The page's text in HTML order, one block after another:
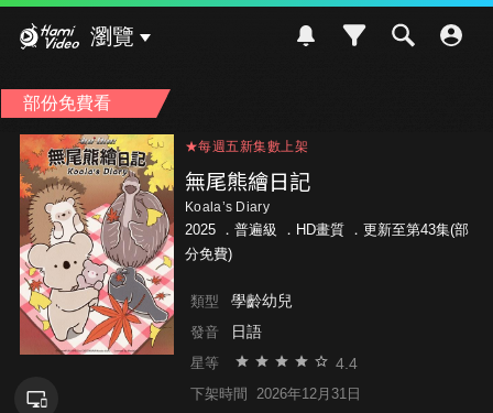
瀏覽
部份免費看
★每週五新集數上架
★每週五新集數上架
無尾熊繪日記
Koala’s Diary
2025 ． 普遍級
．HD畫質 ．更新至第43集(部
分免費)
類型 學齡幼兒
發音 日語
星等 4.4
下架時間 2026年12月31日